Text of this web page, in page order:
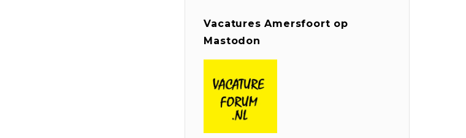
Vacatures Amersfoort op
Mastodon